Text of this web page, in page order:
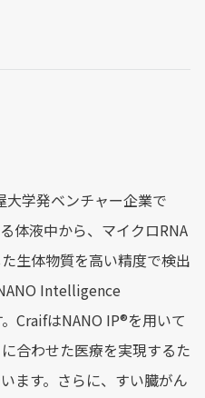
学発ベンチャー企業で
体液中から、マイクロRNA
生体物質を高い精度で検出
Intelligence
CraifはNANO IP®︎を用いて
合わせた医療を実現するた
ます。さらに、すい臓がん